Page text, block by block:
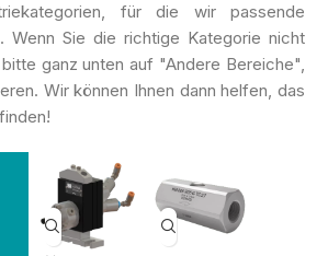
für die wir passende
Wenn Sie die richtige Kategorie nicht
ganz unten auf "Andere Bereiche",
Wir können Ihnen dann helfen, das